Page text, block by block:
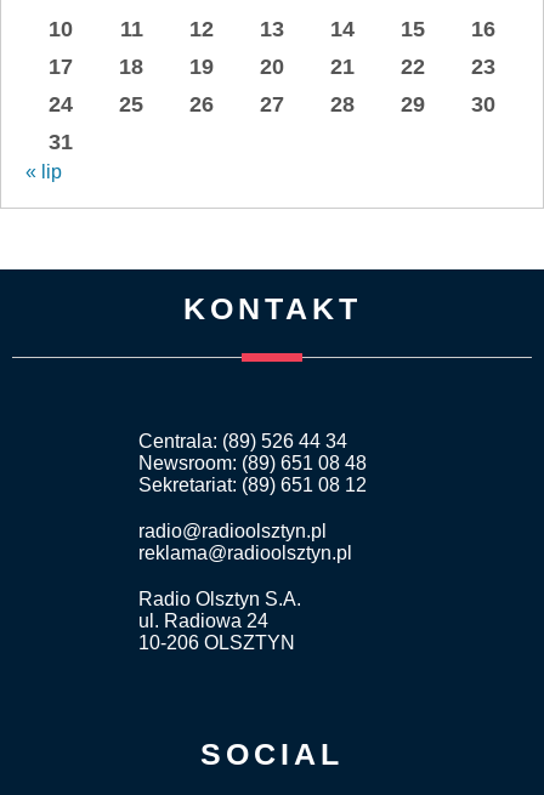
10
11 12 13 14 15
16
17
18 19 20 21 22
23
24
25 26 27 28 29
30
31
« lip
KONTAKT
Centrala: (89) 526 44 34
Newsroom: (89) 651 08 48
Sekretariat: (89) 651 08 12
radio@radioolsztyn.pl
reklama@radioolsztyn.pl
Radio Olsztyn S.A.
ul. Radiowa 24
10-206 OLSZTYN
SOCIAL